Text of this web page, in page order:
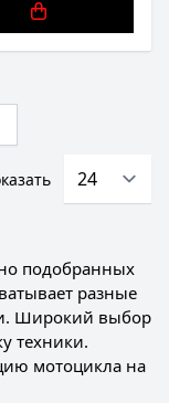
reading page
подобранных
разные
Широкий выбор
техники.
мотоцикла на